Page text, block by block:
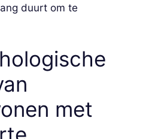
duurt om te
met